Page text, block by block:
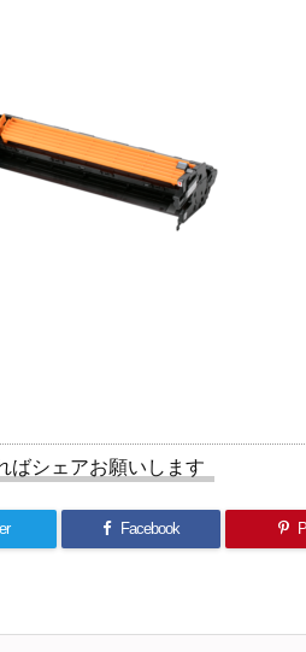
ばシェアお願いします
Facebook